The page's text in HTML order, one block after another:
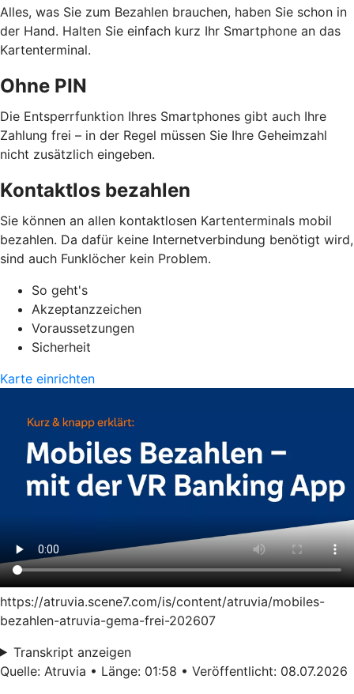
Alles, was Sie zum Bezahlen brauchen, haben Sie schon in
der Hand. Halten Sie einfach kurz Ihr Smartphone an das
Kartenterminal.
Ohne PIN
Die Entsperrfunktion Ihres Smartphones gibt auch Ihre
Zahlung frei – in der Regel müssen Sie Ihre Geheimzahl
nicht zusätzlich eingeben.
Kontaktlos bezahlen
Sie können an allen kontaktlosen Kartenterminals mobil
bezahlen. Da dafür keine Internetverbindung benötigt wird,
sind auch Funklöcher kein Problem.
So geht's
Akzeptanzzeichen
Voraussetzungen
Sicherheit
Karte einrichten
https://atruvia.scene7.com/is/content/atruvia/mobiles-
bezahlen-atruvia-gema-frei-202607
Transkript anzeigen
Quelle: Atruvia • Länge: 01:58 • Veröffentlicht: 08.07.2026